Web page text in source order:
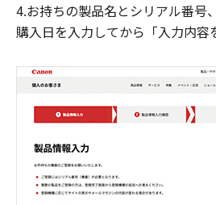
4.お持ちの製品名とシリアル番号、
購入日を入力してから「入力内容